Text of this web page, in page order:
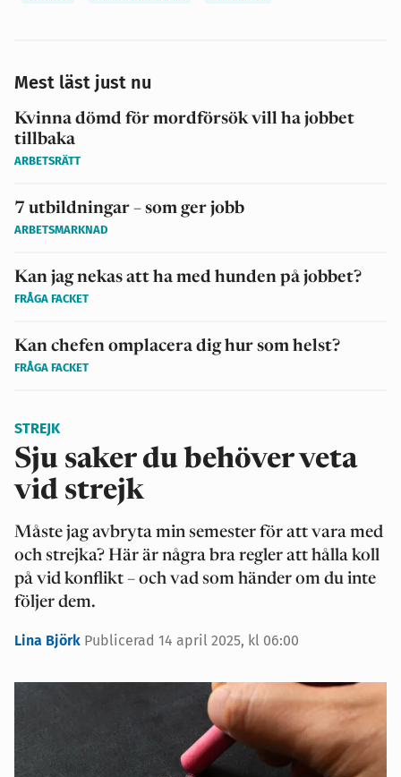
Mest läst just nu
Kvinna dömd för mordförsök vill ha jobbet
tillbaka
ARBETSRÄTT
7 utbildningar – som ger jobb
ARBETSMARKNAD
Kan jag nekas att ha med hunden på jobbet?
FRÅGA FACKET
Kan chefen omplacera dig hur som helst?
FRÅGA FACKET
STREJK
Sju saker du behöver veta
vid strejk
Måste jag avbryta min semester för att vara med
och strejka? Här är några bra regler att hålla koll
på vid konflikt – och vad som händer om du inte
följer dem.
Lina Björk Publicerad 14 april 2025, kl 06:00